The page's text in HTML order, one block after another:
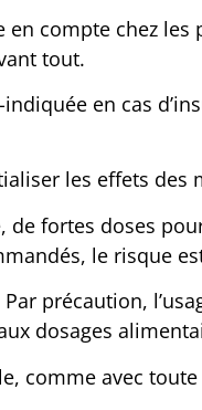
en compte chez les
tout.
indiquée en cas
les effets
de fortes doses
le risque
Par précaution,
dosages
comme avec